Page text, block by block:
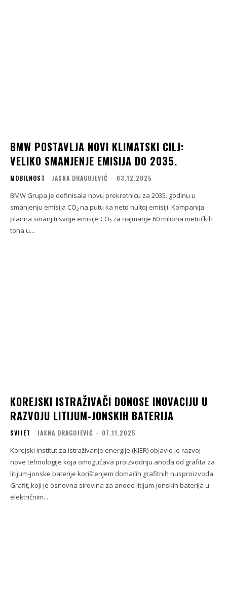
BMW POSTAVLJA NOVI KLIMATSKI CILJ:
VELIKO SMANJENJE EMISIJA DO 2035.
MOBILNOST JASNA DRAGOJEVIĆ - 03.12.2025
BMW Grupa je definisala novu prekretnicu za 2035. godinu u
smanjenju emisija CO₂ na putu ka neto nultoj emisiji. Kompanija
planira smanjiti svoje emisije CO₂ za najmanje 60 miliona metričkih
tona u...
KOREJSKI ISTRAŽIVAČI DONOSE INOVACIJU U
RAZVOJU LITIJUM-JONSKIH BATERIJA
SVIJET JASNA DRAGOJEVIĆ - 07.11.2025
Korejski institut za istraživanje energije (KIER) objavio je razvoj
nove tehnologije koja omogućava proizvodnju anoda od grafita za
litijum-jonske baterije korištenjem domaćih grafitnih nusproizvoda.
Grafit, koji je osnovna sirovina za anode litijum-jonskih baterija u
električnim...